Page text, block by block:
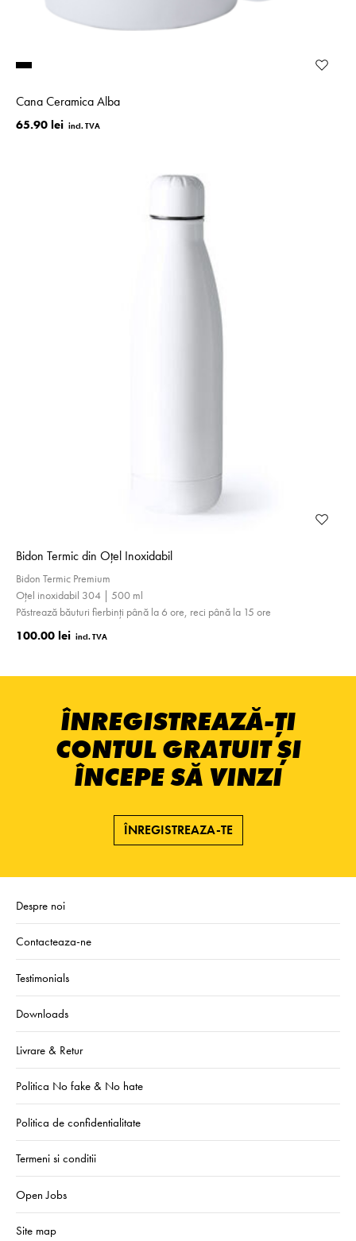
Best seller
Cana Ceramica Alba
65.90 lei
Bidon Termic din Oțel Inoxidabil
Bidon Termic Premium
Oțel inoxidabil 304 | 500 ml
Păstrează băuturi fierbinți până la 6 ore, reci până la 15 ore
100.00 lei
ÎNREGISTREAZĂ-ȚI
CONTUL GRATUIT ȘI
ÎNCEPE SĂ VINZI
ÎNREGISTREAZA-TE
Despre noi
Contacteaza-ne
Testimonials
Downloads
Livrare & Retur
Politica No fake & No hate
Politica de confidentialitate
Termeni si conditii
Open Jobs
Site map